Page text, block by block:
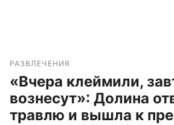
РАЗВЛЕЧЕНИЯ
«Вчера клеймили,
вознесут»: Долина
травлю и вышла к